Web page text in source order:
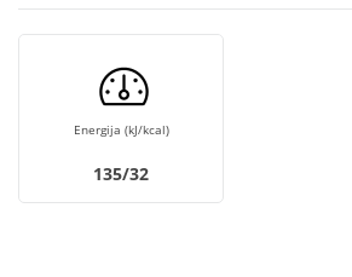
Energija (kJ/kcal)
135/32